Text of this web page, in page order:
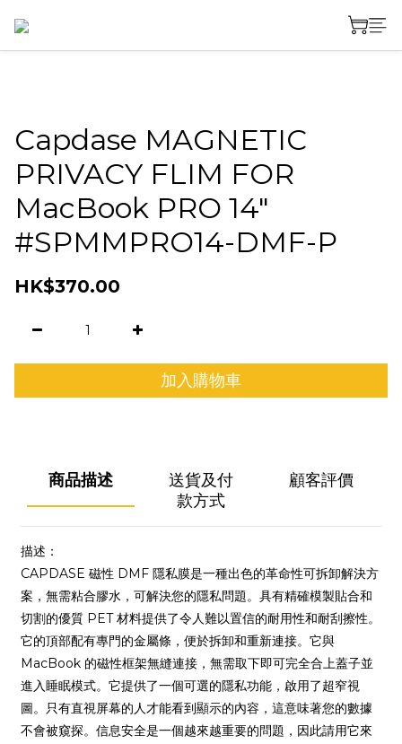
Capdase MAGNETIC
PRIVACY FLIM FOR
MacBook PRO 14"
#SPMMPRO14-DMF-P
HK$370.00
加入購物車
商品描述
送貨及付
款方式
顧客評價
描述：
CAPDASE 磁性 DMF 隱私膜是一種出色的革命性可拆卸解決方
案，無需粘合膠水，可解決您的隱私問題。具有精確模製貼合和
切割的優質 PET 材料提供了令人難以置信的耐用性和耐刮擦性。
它的頂部配有專門的金屬條，便於拆卸和重新連接。它與
MacBook 的磁性框架無縫連接，無需取下即可完全合上蓋子並
進入睡眠模式。它提供了一個可選的隱私功能，啟用了超窄視
圖。只有直視屏幕的人才能看到顯示的內容，這意味著您的數據
不會被窺探。信息安全是一個越來越重要的問題，因此請用它來